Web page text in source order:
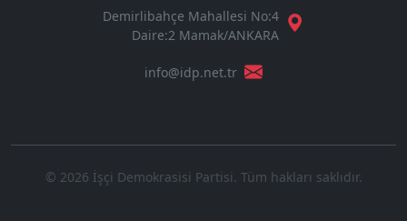
Demirlibahçe Mahallesi No:4
Daire:2 Mamak/ANKARA
info@idp.net.tr
© 2026 İşçi Demokrasisi Partisi. Tüm hakları saklıdır.